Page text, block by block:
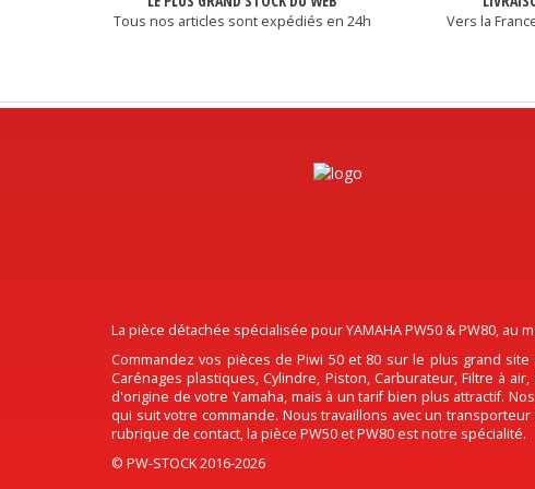
Tous nos articles sont expédiés en 24h Vers la
La pièce détachée spécialisée pour YAMAHA PW50 & PW80, au
Commandez vos pièces de Piwi 50 et 80 sur le plus grand
Carénages plastiques, Cylindre, Piston, Carburateur, Filtre à
d'origine de votre Yamaha, mais à un tarif bien plus attractif.
qui suit votre commande. Nous travaillons avec un
rubrique de contact, la pièce PW50 et PW80 est notre spécialité.
© PW-STOCK 2016-2026